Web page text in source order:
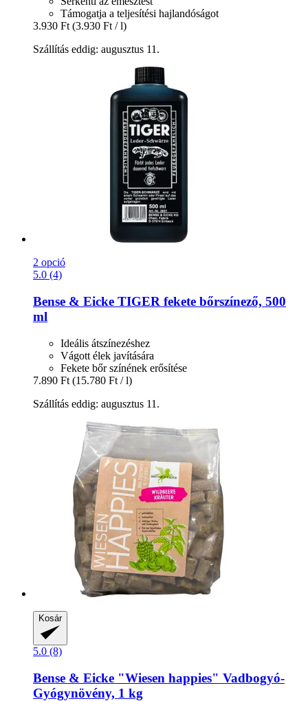
Támogatja a teljesítési hajlandóságot
3.930 Ft (3.930 Ft / l)
Szállítás eddig: augusztus 11.
2 opció
5.0 (4)
Bense & Eicke TIGER fekete bőrszínező, 500
ml
Ideális átszínezéshez
Vágott élek javítására
Fekete bőr színének erősítése
7.890 Ft (15.780 Ft / l)
Szállítás eddig: augusztus 11.
Kosár
5.0 (8)
Bense & Eicke "Wiesen happies" Vadbogyó-​
Gyógynövény, 1 kg